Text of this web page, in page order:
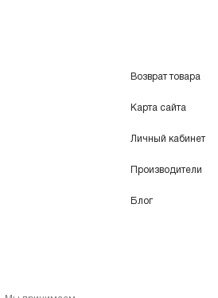
Возврат товара
Карта сайта
Личный кабинет
Производители
Блог